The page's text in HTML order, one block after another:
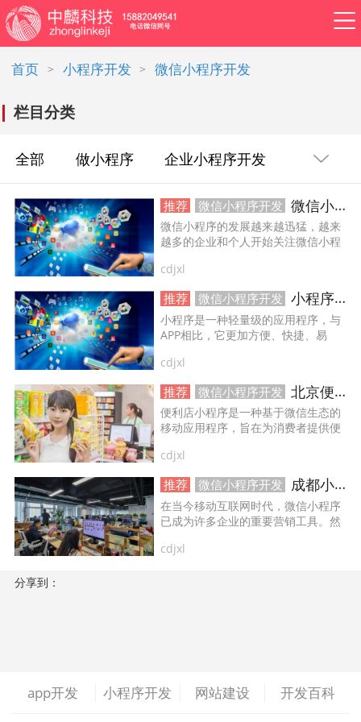
APP开发
资讯
企业管理系统开发 公众号开发
成都公众号开发
微信公众号定制开发 公众号开发费用
做公众号 公众号开发问题
做ERP系统 OA系统开发 做OA系统
开发百科 APP开发
成都app开发 app制作 app软件开发
app开发公司 app制作公司 手机app开发
手机app制作
公司网站制作 企业网站设计 企业建网站
首页 > 小程序开发 > 微信小程序开发
栏目分类
全部 做小程序 企业小程序开发
企业小程序制作 推荐 微信小程序开发 微信小程序开发必备技巧：解决武汉小程序开发常见问题！
微信小程序的发展越来越迅猛，越来
越多的企业和个人开始关注微信小程
程中，也会遇到一些常见的问题。...
cdjxl
推荐 微信小程序开发 小程序开发公司前十，专业一点，值得信赖！
小程序是一种轻量级的应用程序，与
APP相比，它更加方便、快捷、易
发展，小程序已经成为了一个不可忽
球小程序用户已经突破了2.5亿，预计
到2022年，这一数字还将继续增
长。...
cdjxl
推荐 微信小程序开发 北京便利店小程序开发制作有哪些功能？
便利店小程序是一种基于微信生态的
移动应用程序，旨在为消费者提供便
选购商品，实现快速结算和物流配送
等功能。...
cdjxl
推荐 微信小程序开发 成都小程序开发哪家好？专业微信小程序开发公司
在当今移动互联网时代，微信小程序
已成为许多企业的重要营销工具。然
开发公司却是许多企业面临的难题。
cdjxl
分享到：
app开发 小程序开发 网站建设 开发百科